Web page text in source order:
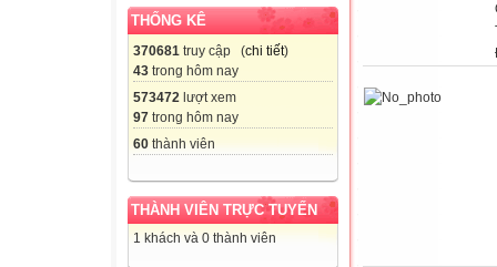
THỐNG KÊ
370681 truy cập (chi tiết)
43 trong hôm nay
573472 lượt xem
97 trong hôm nay
60 thành viên
THÀNH VIÊN TRỰC TUYẾN
1 khách và 0 thành viên